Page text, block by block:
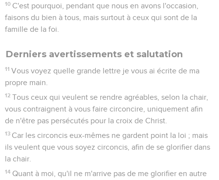
10 C'est pourquoi, pendant que nous en avons l'occasion,
faisons du bien à tous, mais surtout à ceux qui sont de la
famille de la foi.
Derniers avertissements et salutation
11 Vous voyez quelle grande lettre je vous ai écrite de ma
propre main.
12 Tous ceux qui veulent se rendre agréables, selon la chair,
vous contraignent à vous faire circoncire, uniquement afin
de n'être pas persécutés pour la croix de Christ.
13 Car les circoncis eux-mêmes ne gardent point la loi ; mais
ils veulent que vous soyez circoncis, afin de se glorifier dans
la chair.
14 Quant à moi, qu'il ne m'arrive pas de me glorifier en autre